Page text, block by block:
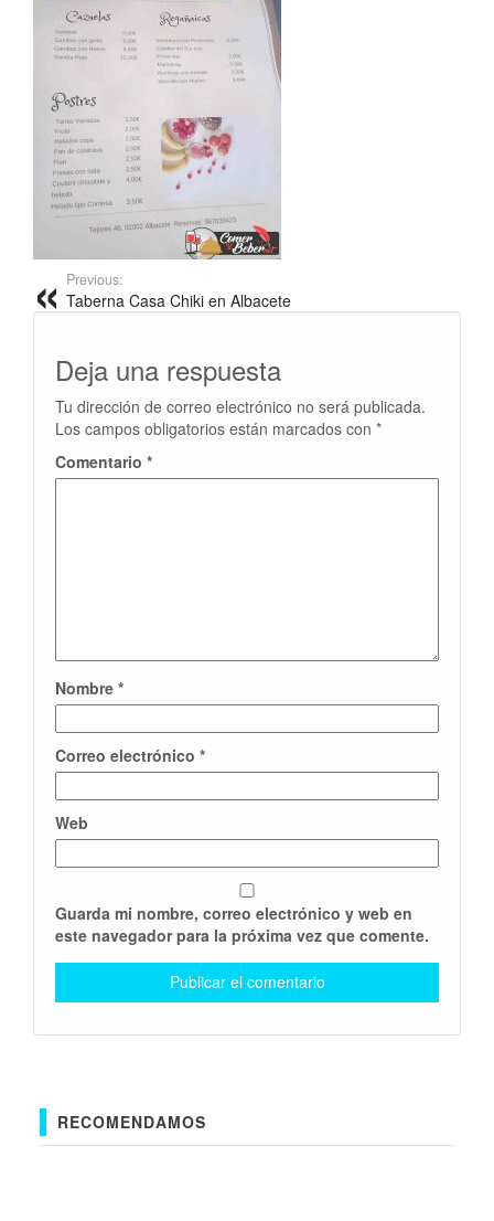
Previous:
Taberna Casa Chiki en Albacete
Deja una respuesta
Tu dirección de correo electrónico no será publicada.
Los campos obligatorios están marcados con *
Comentario *
Nombre *
Correo electrónico *
Web
Guarda mi nombre, correo electrónico y web en
este navegador para la próxima vez que comente.
RECOMENDAMOS